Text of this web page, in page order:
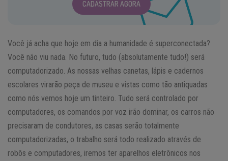
CADASTRAR AGORA
Você já acha que hoje em dia a humanidade é superconectada?
Você não viu nada. No futuro, tudo (absolutamente tudo!) será
computadorizado. As nossas velhas canetas, lápis e cadernos
escolares virarão peça de museu e vistas como tão antiquadas
como nós vemos hoje um tinteiro. Tudo será controlado por
computadores, os comandos por voz irão dominar, os carros não
precisaram de condutores, as casas serão totalmente
computadorizadas, o trabalho será todo realizado através de
robôs e computadores, iremos ter aparelhos eletrônicos nos